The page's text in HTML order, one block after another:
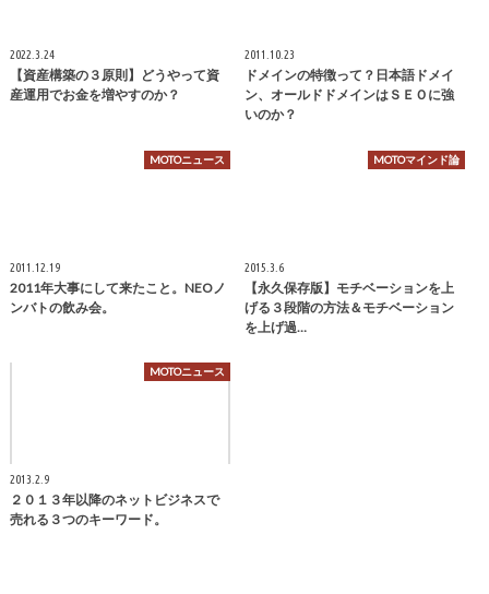
2022.3.24
【資産構築の３原則】どうやって資
産運用でお金を増やすのか？
2011.10.23
ドメインの特徴って？日本語ドメイ
ン、オールドドメインはＳＥＯに強
いのか？
MOTOニュース
2011.12.19
2011年大事にして来たこと。NEOノ
ンバトの飲み会。
MOTOマインド論
2015.3.6
【永久保存版】モチベーションを上
げる３段階の方法＆モチベーション
を上げ過…
MOTOニュース
2013.2.9
２０１３年以降のネットビジネスで
売れる３つのキーワード。